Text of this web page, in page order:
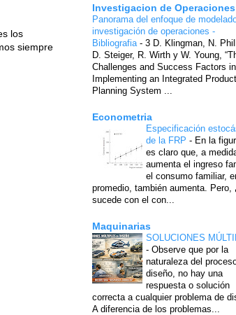
los
siempre
Investigacion de Operaciones
Panorama del enfoque de
investigación de operaciones -
Bibliografia - 3 D. Klingman, N.
D. Steiger, R. Wirth y W. Young,
Challenges and Success Factors in
Implementing an Integrated
Planning System ...
Econometria
Especificación
de la FRP - En la
es claro que, a
aumenta el ingreso
el consumo familiar,
promedio, también aumenta. Pero,
sucede con el con...
Maquinarias
SOLUCIONES
- Observe que por la
naturaleza del
diseño, no hay una
respuesta o solución
correcta a cualquier problema de
A diferencia de los problemas...